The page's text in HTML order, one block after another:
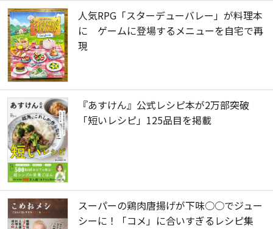
人気RPG「スターデューバレー」が料理本
に ゲームに登場するメニューを自宅で再
現
『あすけん』公式レシピ本が2万部突破
「短いレシピ」125品目を掲載
スーパーの鶏肉唐揚げが下味○○でジュー
シーに！「コメ」に合いすぎるレシピ集